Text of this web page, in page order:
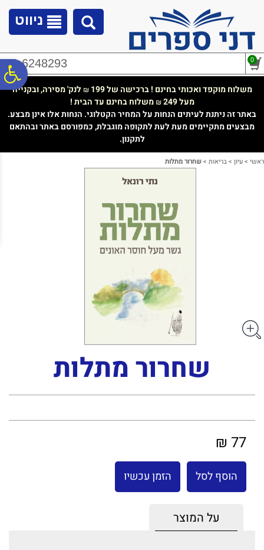
נגישות
ניווט
02-6248293 0
משלוח מוקפד ואכותי בחינם ! ברכישה של 199 ₪ לנק' מסירה, ובקנייה
מעל 249
₪משלוח בחינם עד הבית !
באתר זה ניתנת לעיתים הנחות על המחיר הקטלוגי. הנחות אלו אינן מבצע.
מבצעים מתקיימים מעת לעת לתקופה מוגבלת, כמפורסם באתר ובהתאם
לתקנון.
ראשי >עיון >בריאות >שחרור מתלות
שחרור מתלות
77 ₪
הוסף לסל הזמן עכשיו
על המוצר